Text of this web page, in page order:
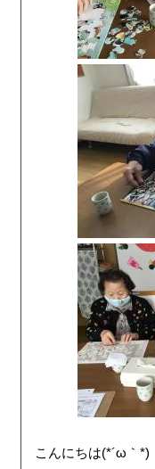
こんにちは(*´ω｀*)